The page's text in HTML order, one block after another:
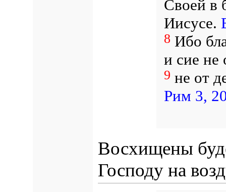
Своей в
Иисусе.
8 Ибо
и сие не
9 не от
Рим 3,
Восхищены
Господу на